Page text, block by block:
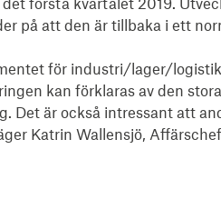
på att den är tillbaka i ett
för industri/lager/
kan förklaras av den
Det är också intressant att
Katrin Wallensjö,